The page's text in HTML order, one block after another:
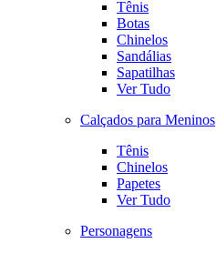
Tênis
Botas
Chinelos
Sandálias
Sapatilhas
Ver Tudo
Calçados para Meninos
Tênis
Chinelos
Papetes
Ver Tudo
Personagens